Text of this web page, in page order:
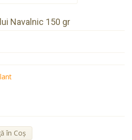
Navalnic 150 gr
în Coş